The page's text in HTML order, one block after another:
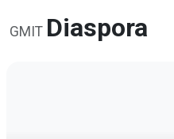
GMIT Diaspora